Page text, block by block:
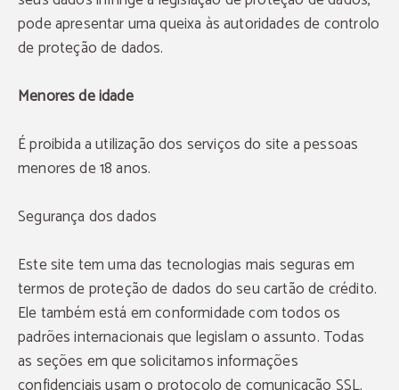
pode apresentar uma queixa às autoridades de controlo
de proteção de dados.
Menores de idade
É proibida a utilização dos serviços do site a pessoas
menores de 18 anos.
Segurança dos dados
Este site tem uma das tecnologias mais seguras em
termos de proteção de dados do seu cartão de crédito.
Ele também está em conformidade com todos os
padrões internacionais que legislam o assunto. Todas
as seções em que solicitamos informações